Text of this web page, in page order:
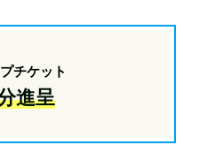
チケット
進呈